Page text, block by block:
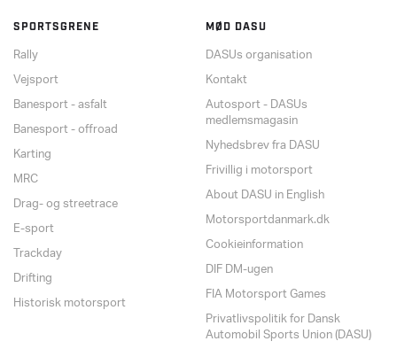
SPORTSGRENE
Rally
Vejsport
Banesport - asfalt
Banesport - offroad
Karting
MRC
Drag- og streetrace
E-sport
Trackday
Drifting
Historisk motorsport
MØD DASU
DASUs organisation
Kontakt
Autosport - DASUs
medlemsmagasin
Nyhedsbrev fra DASU
Frivillig i motorsport
About DASU in English
Motorsportdanmark.dk
Cookieinformation
DIF DM-ugen
FIA Motorsport Games
Privatlivspolitik for Dansk
Automobil Sports Union (DASU)